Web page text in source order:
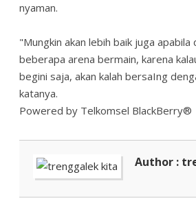
nyaman.
"Mungkin akan lebih baik juga
beberapa arena bermain, karena
begini saja, akan kalah bersaIng
katanya.
Powered by Telkomsel BlackBerry®
Author :